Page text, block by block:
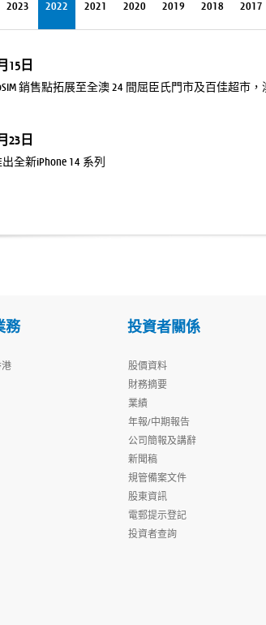
2023 2022 2021 2020 2019 2018 2017
15日
銷售點拓展至全澳 24 間屈臣氏門市及百佳超市，
23日
全新iPhone 14 系列
務 投資者關係
股價資料
財務摘要
業績
年報/中期報告
公司簡報及講辭
新聞稿
規管備案文件
股東資訊
電郵提示登記
投資者查詢